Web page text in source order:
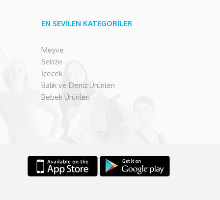
EN SEVİLEN KATEGORİLER
Meyve
Sebze
İçecek
Balık ve Deniz Ürünleri
Bebek Ürünleri